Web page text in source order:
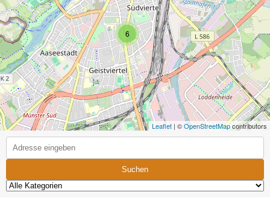
6
Leaflet | ©OpenStreetMapcontributors
Suchen